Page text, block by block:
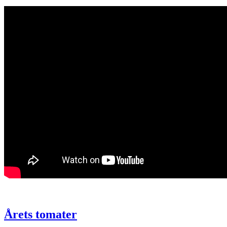
Årets tomater